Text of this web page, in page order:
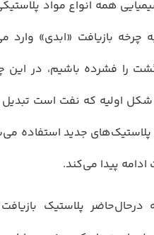
همه انواع مواد
چرخه بازیافت «ابدی» وارد
را فشرده باشیم، در این
شکل اولیه که نفت است تبدیل
پلاستیک‌های جدید استفاده
ادامه پیدا می‌کند.
درحال‌حاضر پلاستیک